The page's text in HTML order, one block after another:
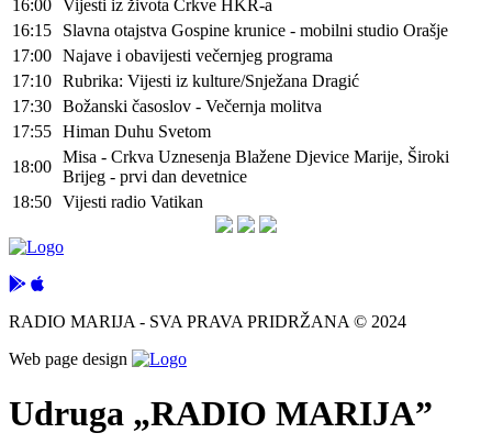
16:00 Vijesti iz života Crkve HKR-a
16:15
Slavna otajstva Gospine krunice - mobilni studio Orašje
17:00 Najave i obavijesti večernjeg programa
17:10 Rubrika: Vijesti iz kulture/Snježana Dragić
17:30 Božanski časoslov - Večernja molitva
17:55 Himan Duhu Svetom
18:00
Misa - Crkva Uznesenja Blažene Djevice Marije, Široki
Brijeg - prvi dan devetnice
18:50 Vijesti radio Vatikan
RADIO MARIJA - SVA PRAVA PRIDRŽANA © 2024
Web page design
Udruga „RADIO MARIJA”